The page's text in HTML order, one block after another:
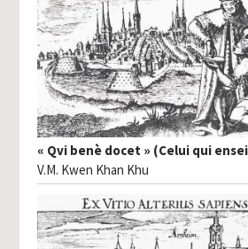
« Qvi benè docet » (Celui qui
V.M. Kwen Khan Khu